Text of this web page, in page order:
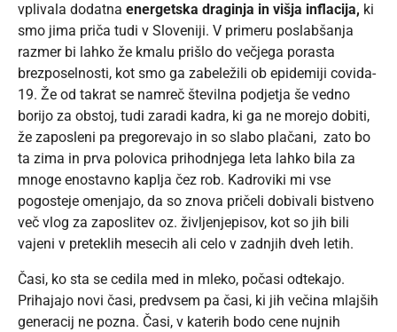
vplivala dodatna energetska draginja in višja inflacija, ki
smo jima priča tudi v Sloveniji. V primeru poslabšanja
razmer bi lahko že kmalu prišlo do večjega porasta
brezposelnosti, kot smo ga zabeležili ob epidemiji covida-
19. Že od takrat se namreč številna podjetja še vedno
borijo za obstoj, tudi zaradi kadra, ki ga ne morejo dobiti,
že zaposleni pa pregorevajo in so slabo plačani, zato bo
ta zima in prva polovica prihodnjega leta lahko bila za
mnoge enostavno kaplja čez rob. Kadroviki mi vse
pogosteje omenjajo, da so znova pričeli dobivali bistveno
več vlog za zaposlitev oz. življenjepisov, kot so jih bili
vajeni v preteklih mesecih ali celo v zadnjih dveh letih.
Časi, ko sta se cedila med in mleko, počasi odtekajo.
Prihajajo novi časi, predvsem pa časi, ki jih večina mlajših
generacij ne pozna. Časi, v katerih bodo cene nujnih